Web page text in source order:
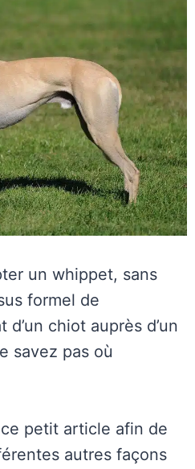
un whippet, sans
formel de
d’un chiot auprès d’un
savez pas où
petit article afin de
autres façons